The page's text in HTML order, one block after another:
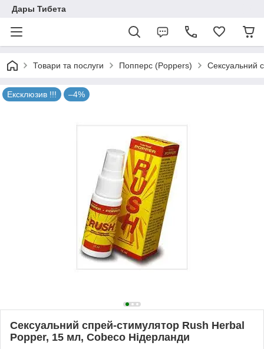
Дары Тибета
Товари та послуги Попперс (Poppers) Сексуальний
Ексклюзив !!! –4%
Сексуальний спрей-стимулятор Rush Herbal
Popper, 15 мл, Cobeco Нідерланди